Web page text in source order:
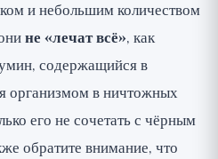
и небольшим количеством
не «лечат всё», как
содержащийся в
организмом в ничтожных
его не сочетать с чёрным
обратите внимание, что